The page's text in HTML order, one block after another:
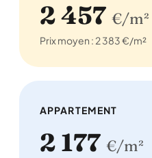
2 457 €/m²
Prix moyen : 2 383 €/m²
APPARTEMENT
2 177 €/m²